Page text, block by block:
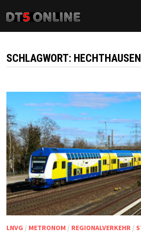
zum
Inhalt
SCHLAGWORT: HECHTHAUSEN
LNVG / METRONOM / REGIONALVERKEHR /